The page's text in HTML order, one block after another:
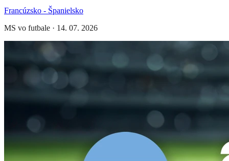
Francúzsko - Španielsko
MS vo futbale · 14. 07. 2026